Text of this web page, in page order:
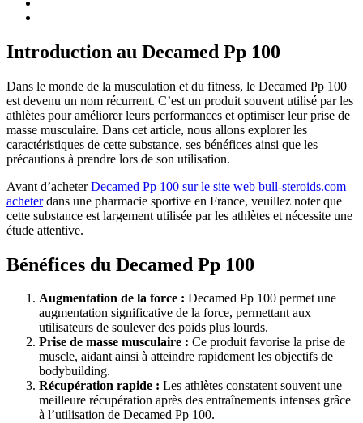
Introduction au Decamed Pp 100
Dans le monde de la musculation et du fitness, le Decamed Pp 100
est devenu un nom récurrent. C’est un produit souvent utilisé par les
athlètes pour améliorer leurs performances et optimiser leur prise de
masse musculaire. Dans cet article, nous allons explorer les
caractéristiques de cette substance, ses bénéfices ainsi que les
précautions à prendre lors de son utilisation.
Avant d’acheterDecamed Pp 100 sur le site web bull-steroids.com
acheterdans une pharmacie sportive en France, veuillez noter que
cette substance est largement utilisée par les athlètes et nécessite une
étude attentive.
Bénéfices du Decamed Pp 100
Augmentation de la force : Decamed Pp 100 permet une
augmentation significative de la force, permettant aux
utilisateurs de soulever des poids plus lourds.
Prise de masse musculaire : Ce produit favorise la prise de
muscle, aidant ainsi à atteindre rapidement les objectifs de
bodybuilding.
Récupération rapide : Les athlètes constatent souvent une
meilleure récupération après des entraînements intenses grâce
à l’utilisation de Decamed Pp 100.